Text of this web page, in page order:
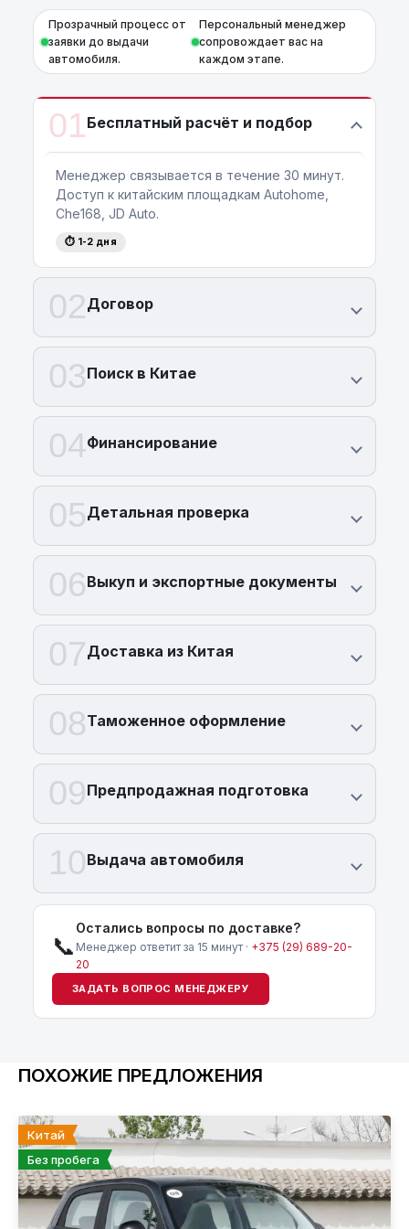
Прозрачный процесс от
заявки до выдачи
автомобиля.
Персональный менеджер
сопровождает вас на
каждом этапе.
01Бесплатный расчёт и подбор
Менеджер связывается в течение 30 минут.
Доступ к китайским площадкам Autohome,
Che168, JD Auto.
⏱ 1-2 дня
02Договор
03Поиск в Китае
04Финансирование
05Детальная проверка
06Выкуп и экспортные документы
07Доставка из Китая
08Таможенное оформление
09Предпродажная подготовка
10Выдача автомобиля
📞
Остались вопросы по доставке?
Менеджер ответит за 15 минут · +375 (29) 689-20-
20
ЗАДАТЬ ВОПРОС МЕНЕДЖЕРУ
ПОХОЖИЕ ПРЕДЛОЖЕНИЯ
Китай
Без пробега